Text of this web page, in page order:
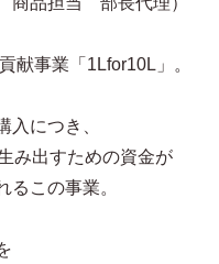
献事業「1Lfor10L」。
入につき、
み出すための資金が
るこの事業。